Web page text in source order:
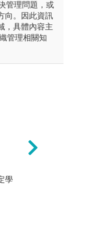
管理問題，或
向。因此資訊
，具體內容主
管理相關知
學